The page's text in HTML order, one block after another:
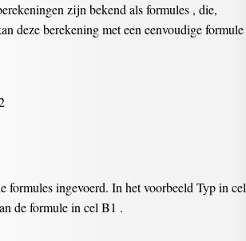
zijn bekend als formules , die,
deze berekening met een eenvoudige formule
ingevoerd. In het voorbeeld Typ in cel
de formule in cel B1 .